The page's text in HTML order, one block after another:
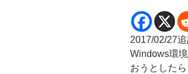
2017/02/27
Windows環
おうとした